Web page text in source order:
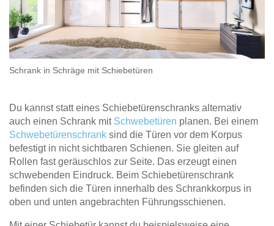
Schrank in Schräge mit Schiebetüren
Du kannst statt eines Schiebetürenschranks alternativ
auch einen Schrank mit Schwebetüren planen. Bei einem
Schwebetürenschrank sind die Türen vor dem Korpus
befestigt in nicht sichtbaren Schienen. Sie gleiten auf
Rollen fast geräuschlos zur Seite. Das erzeugt einen
schwebenden Eindruck. Beim Schiebetürenschrank
befinden sich die Türen innerhalb des Schrankkorpus in
oben und unten angebrachten Führungsschienen.